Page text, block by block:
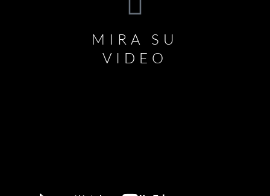
MIRA SU
VIDEO